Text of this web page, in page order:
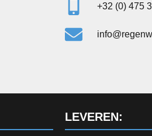
+32 (0) 475
LEVEREN: